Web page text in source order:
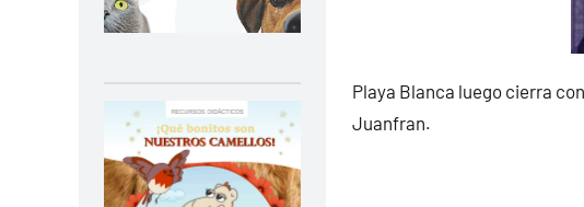
Playa Blanca luego cierra
Juanfran.